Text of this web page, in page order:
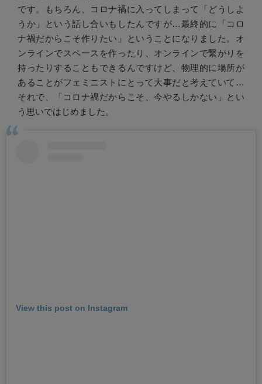
です。もちろん、コロナ禍に入ってしまって「どうしよ
うか」という話し合いもしたんですが…最終的に「コロ
ナ禍だからこそ作りたい」ということになりました。オ
ンラインでスペースを作ったり、オンラインで繋がりを
持ったりすることもできるんですけど、物理的に場所が
あることがフェミニストにとって大事だと考えていて…
それで、「コロナ禍だからこそ、今やるしかない」とい
う思いではじめました。
View this post on Instagram